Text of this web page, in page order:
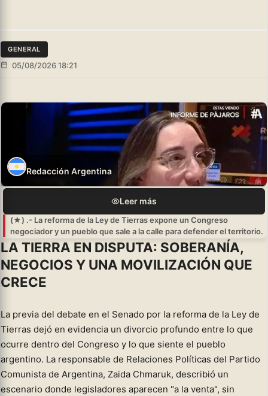
GENERAL
05/08/2026 18:21
Redacción Argentina
Leer más
(★) .- La reforma de la Ley de Tierras expone un Congreso
negociador y un pueblo que sale a la calle para defender el territorio.
LA TIERRA EN DISPUTA: SOBERANÍA,
NEGOCIOS Y UNA MOVILIZACIÓN QUE
CRECE
La previa del debate en el Senado por la reforma de la Ley de
Tierras dejó en evidencia un divorcio profundo entre lo que
ocurre dentro del Congreso y lo que siente el pueblo
argentino. La responsable de Relaciones Políticas del Partido
Comunista de Argentina, Zaida Chmaruk, describió un
escenario donde legisladores aparecen "a la venta", sin